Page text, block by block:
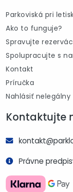
Parkoviská pri
Ako to funguje?
Spravujte
Spolupracujte s
Kontakt
Príručka
Nahlásiť nelegálny
Kontaktujte
Právne